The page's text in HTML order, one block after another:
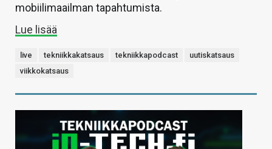
mobiilimaailman tapahtumista.
Lue lisää
live tekniikkakatsaus tekniikkapodcast
uutiskatsaus
viikkokatsaus